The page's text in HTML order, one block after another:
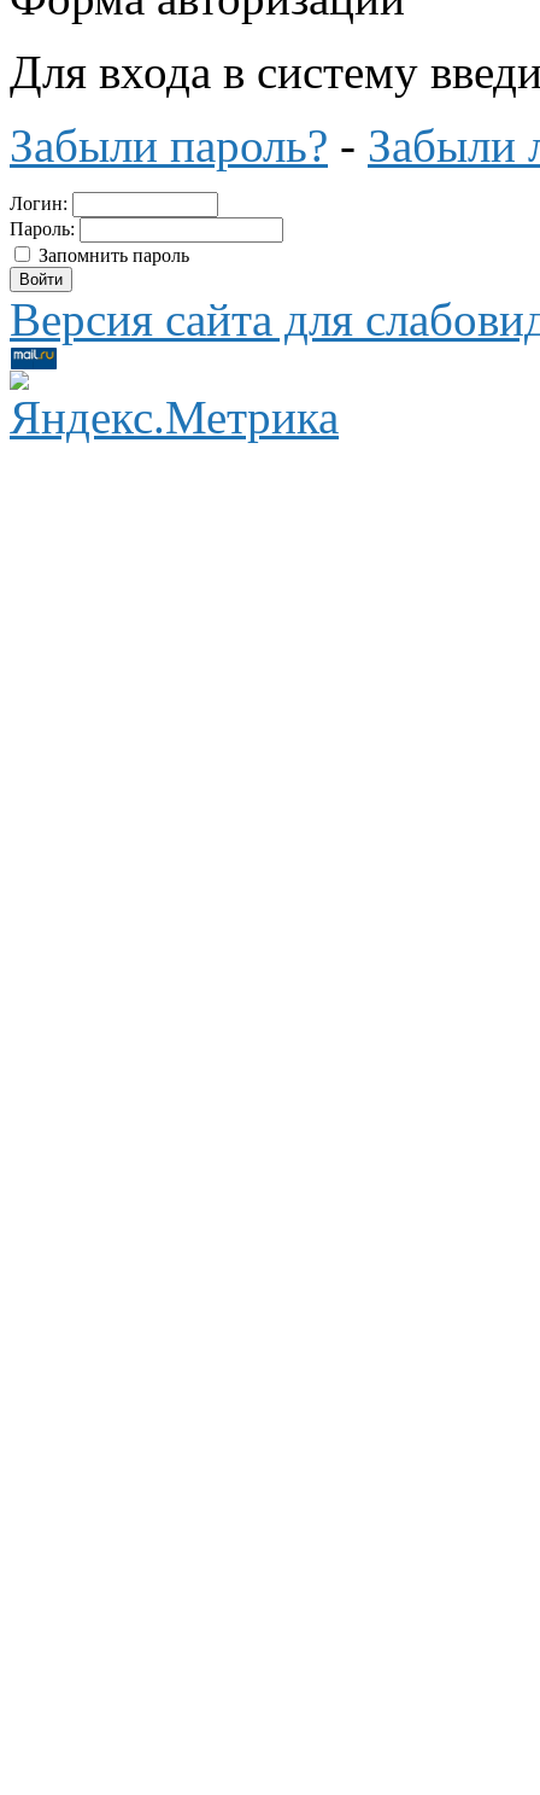
Для входа в систему
Забыли пароль? - Забыли
Логин:
Пароль:
Запомнить пароль
Версия сайта для